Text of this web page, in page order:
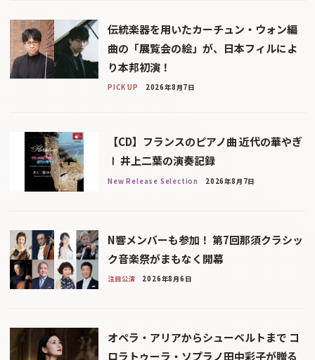
伝統楽器を用いたカーチュン・ウォン編
曲の「展覧会の絵」が、日本フィルによ
り本邦初演！
PICK UP 2026年8月7日
【CD】フランスのピアノ曲 近代の華やぎ
Ⅰ 井上二葉の演奏記録
New Release Selection 2026年8月7日
N響メンバーも参加！ 第7回那須クラシッ
ク音楽祭がまもなく開幕
注目公演 2026年8月6日
オペラ・アリアからシューベルトまで コ
ロラトゥーラ・ソプラノ田中彩子が贈る